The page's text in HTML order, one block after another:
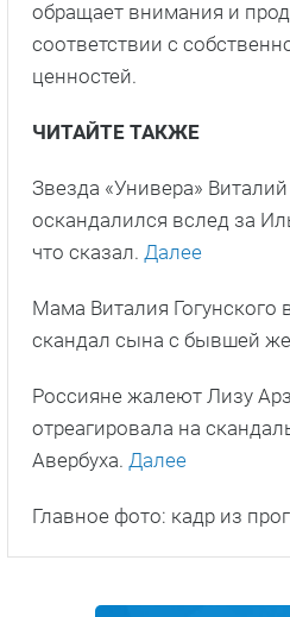
обращает внимания и
соответствии с
ценностей.
ЧИТАЙТЕ ТАКЖЕ
Звезда «Универа» Виталий
оскандалился вслед за
что сказал. Далее
Мама Виталия Гогунского
скандал сына с бывшей
Россияне жалеют Лизу
отреагировала на
Авербуха. Далее
Главное фото: кадр из